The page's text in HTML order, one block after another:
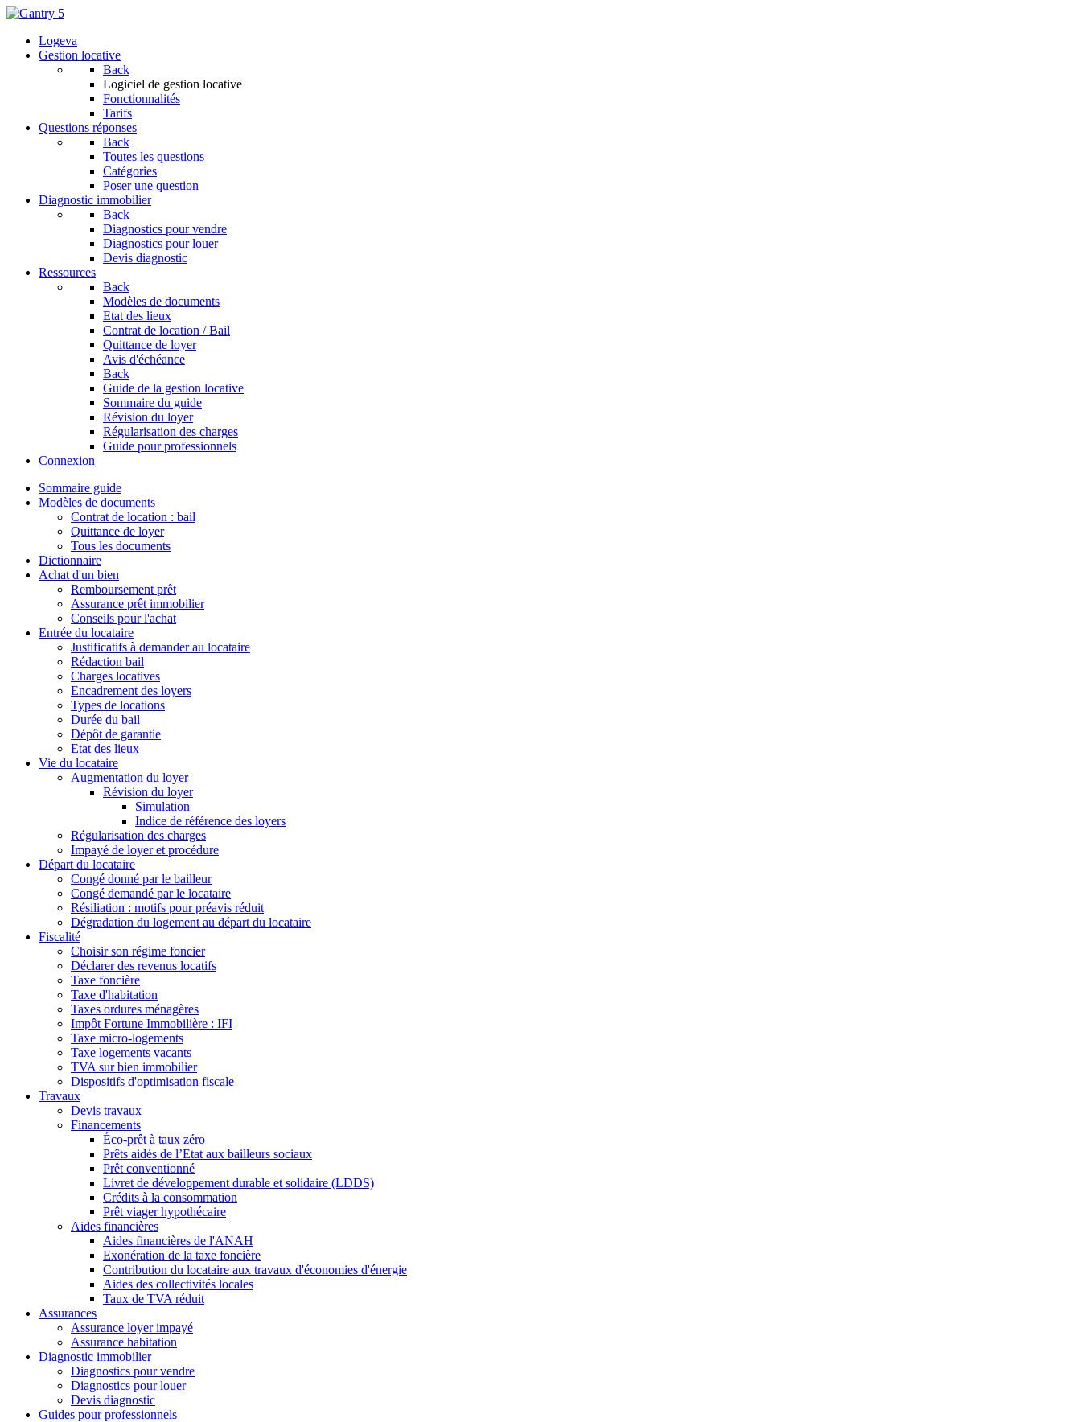
Logeva
Gestion locative
Back
Logiciel de gestion locative
Fonctionnalités
Tarifs
Questions réponses
Back
Toutes les questions
Catégories
Poser une question
Diagnostic immobilier
Back
Diagnostics pour vendre
Diagnostics pour louer
Devis diagnostic
Ressources
Back
Modèles de documents
Etat des lieux
Contrat de location / Bail
Quittance de loyer
Avis d'échéance
Back
Guide de la gestion locative
Sommaire du guide
Révision du loyer
Régularisation des charges
Guide pour professionnels
Connexion
Sommaire guide
Modèles de documents
Contrat de location : bail
Quittance de loyer
Tous les documents
Dictionnaire
Achat d'un bien
Remboursement prêt
Assurance prêt immobilier
Conseils pour l'achat
Entrée du locataire
Justificatifs à demander au locataire
Rédaction bail
Charges locatives
Encadrement des loyers
Types de locations
Durée du bail
Dépôt de garantie
Etat des lieux
Vie du locataire
Augmentation du loyer
Révision du loyer
Simulation
Indice de référence des loyers
Régularisation des charges
Impayé de loyer et procédure
Départ du locataire
Congé donné par le bailleur
Congé demandé par le locataire
Résiliation : motifs pour préavis réduit
Dégradation du logement au départ du locataire
Fiscalité
Choisir son régime foncier
Déclarer des revenus locatifs
Taxe foncière
Taxe d'habitation
Taxes ordures ménagères
Impôt Fortune Immobilière : IFI
Taxe micro-logements
Taxe logements vacants
TVA sur bien immobilier
Dispositifs d'optimisation fiscale
Travaux
Devis travaux
Financements
Éco-prêt à taux zéro
Prêts aidés de l’Etat aux bailleurs sociaux
Prêt conventionné
Livret de développement durable et solidaire (LDDS)
Crédits à la consommation
Prêt viager hypothécaire
Aides financières
Aides financières de l'ANAH
Exonération de la taxe foncière
Contribution du locataire aux travaux d'économies d'énergie
Aides des collectivités locales
Taux de TVA réduit
Assurances
Assurance loyer impayé
Assurance habitation
Diagnostic immobilier
Diagnostics pour vendre
Diagnostics pour louer
Devis diagnostic
Guides pour professionnels